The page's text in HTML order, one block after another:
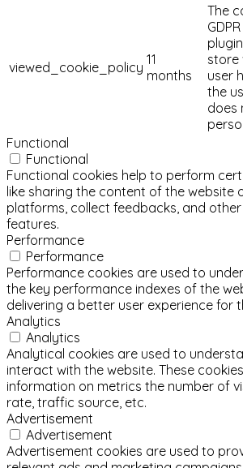
viewed_cookie_policy 11
months
The
store
user
the
does
Functional
Functional
Functional cookies help to perform
like sharing the content of the website
platforms, collect feedbacks, and
features.
Performance
Performance
Performance cookies are used to
the key performance indexes of the
delivering a better user experience for
Analytics
Analytics
Analytical cookies are used to
interact with the website. These
information on metrics the number of
rate, traffic source, etc.
Advertisement
Advertisement
Advertisement cookies are used to